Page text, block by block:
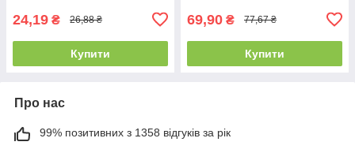
24,19 ₴ 26,88 ₴
Купити
69,90 ₴ 77,67 ₴
Купити
Про нас
99% позитивних з 1358 відгуків за рік